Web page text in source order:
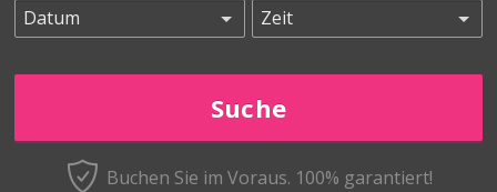
Buchen Sie im Voraus. 100% garantiert!